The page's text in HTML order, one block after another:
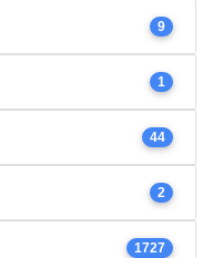
9
1
44
2
1727